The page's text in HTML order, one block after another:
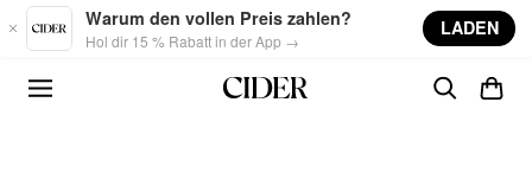
Skip to main content
Warum den vollen Preis zahlen?
Hol dir 15 % Rabatt in der App →
LADEN